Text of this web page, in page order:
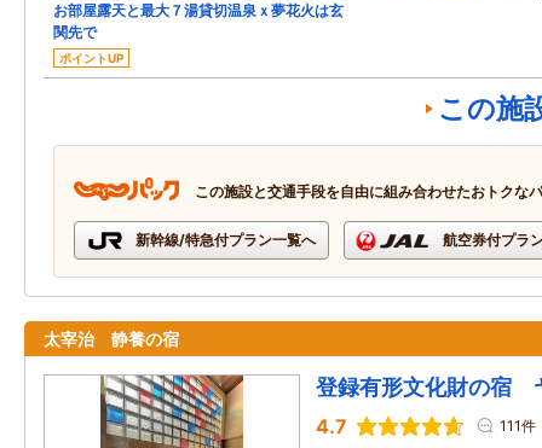
お部屋露天と最大７湯貸切温泉ｘ夢花火は玄
関先で
ポイントUP
この施
この施設と交通手段を自由に組み合わせたおトクな
新幹線/特急付プラン一覧へ 航空券付プラ
太宰治 静養の宿
登録有形文化財の宿
4.7 111件